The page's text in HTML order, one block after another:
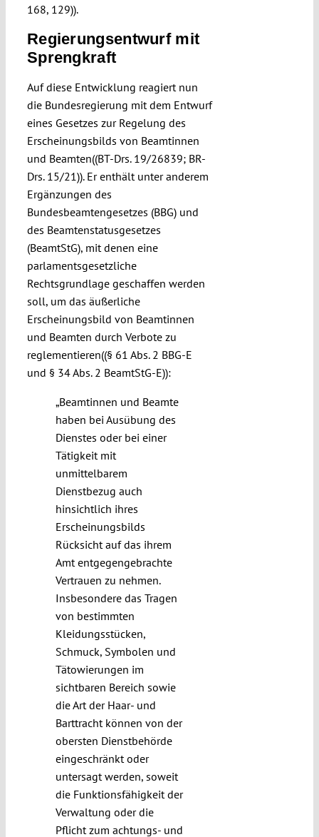
168, 129)).
Regierungsentwurf mit
Sprengkraft
Auf diese Entwicklung reagiert nun
die Bundesregierung mit dem Entwurf
eines Gesetzes zur Regelung des
Erscheinungsbilds von Beamtinnen
und Beamten((BT-Drs. 19/26839; BR-
Drs. 15/21)). Er enthält unter anderem
Ergänzungen des
Bundesbeamtengesetzes (BBG) und
des Beamtenstatusgesetzes
(BeamtStG), mit denen eine
parlamentsgesetzliche
Rechtsgrundlage geschaffen werden
soll, um das äußerliche
Erscheinungsbild von Beamtinnen
und Beamten durch Verbote zu
reglementieren((§ 61 Abs. 2 BBG-E
und § 34 Abs. 2 BeamtStG-E)):
„Beamtinnen und Beamte
haben bei Ausübung des
Dienstes oder bei einer
Tätigkeit mit
unmittelbarem
Dienstbezug auch
hinsichtlich ihres
Erscheinungsbilds
Rücksicht auf das ihrem
Amt entgegengebrachte
Vertrauen zu nehmen.
Insbesondere das Tragen
von bestimmten
Kleidungsstücken,
Schmuck, Symbolen und
Tätowierungen im
sichtbaren Bereich sowie
die Art der Haar- und
Barttracht können von der
obersten Dienstbehörde
eingeschränkt oder
untersagt werden, soweit
die Funktionsfähigkeit der
Verwaltung oder die
Pflicht zum achtungs- und